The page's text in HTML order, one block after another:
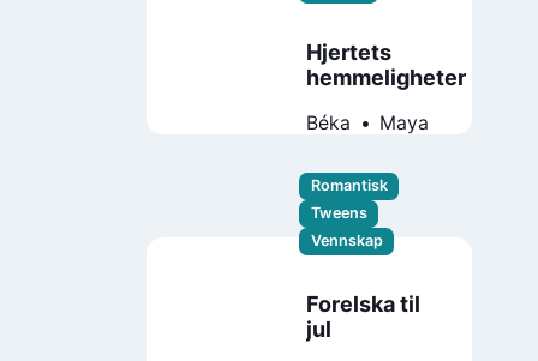
Hjertets
hemmeligheter
Béka Maya
Romantisk
Tweens
Vennskap
Forelska til
jul